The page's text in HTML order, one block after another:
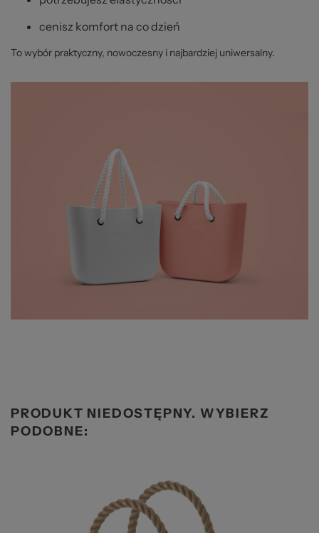
cenisz komfort na co dzień
To wybór praktyczny, nowoczesny i najbardziej uniwersalny.
PRODUKT NIEDOSTĘPNY. WYBIERZ
PODOBNE: